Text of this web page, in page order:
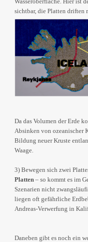
sichtbar, die Platten driften
Da das Volumen der Erde
Absinken von ozeanischer
Bildung neuer Kruste
Waage.
3) Bewegen sich zwei
Platten – so kommt es im
Szenarien nicht
liegen oft gefährliche
Andreas-Verwerfung in
Daneben gibt es noch ein